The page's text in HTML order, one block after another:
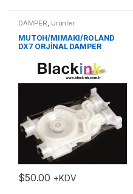
DAMPER Ürünler
MUTOH/MIMAKI/ROLAND
DX7 ORJİNAL DAMPER
$50.00 +KDV